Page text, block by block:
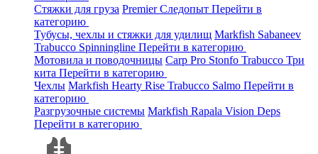
Стяжки для груза PremierСледопыт Перейти в
категорию
Тубусы, чехлы и стяжки для удилищ Markfish Sabaneev
Trabucco Spinningline Перейти в категорию
Мотовила и поводочницы Carp Pro Stonfo Trabucco Три
кита Перейти в категорию
Чехлы Markfish Hearty Rise Trabucco Salmo Перейти в
категорию
Разгрузочные системы Markfish Rapala Vision Deps
Перейти в категорию